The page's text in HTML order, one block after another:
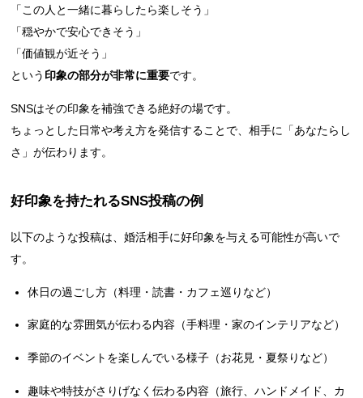
「この人と一緒に暮らしたら楽しそう」
「穏やかで安心できそう」
「価値観が近そう」
という 印象の部分が非常に重要です。
SNSはその印象を補強できる絶好の場です。
ちょっとした日常や考え方を発信することで、相手に「あなたらし
さ」が伝わります。
好印象を持たれるSNS投稿の例
以下のような投稿は、婚活相手に好印象を与える可能性が高いで
す。
休日の過ごし方（料理・読書・カフェ巡りなど）
家庭的な雰囲気が伝わる内容（手料理・家のインテリアなど）
季節のイベントを楽しんでいる様子（お花見・夏祭りなど）
趣味や特技がさりげなく伝わる内容（旅行、ハンドメイド、カ